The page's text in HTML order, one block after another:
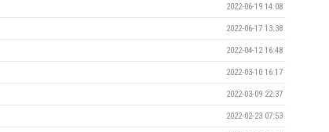
2022-06-19 14:08
2022-06-17 13:38
2022-04-12 16:48
2022-03-10 16:17
2022-03-09 22:37
2022-02-23 07:53